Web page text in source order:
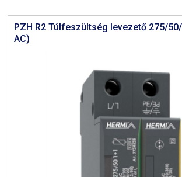
PZH R2 Túlfeszültség levezető 275/
AC)